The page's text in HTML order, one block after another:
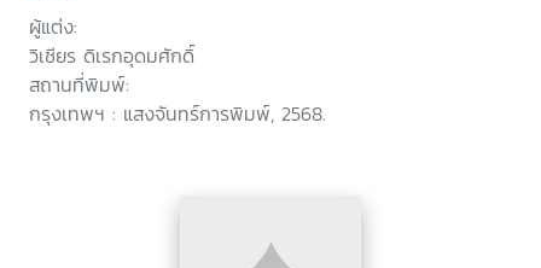
ผู้แต่ง:
วิเชียร ดิเรกอุดมศักดิ์
สถานที่พิมพ์:
กรุงเทพฯ : แสงจันทร์การพิมพ์, 2568.